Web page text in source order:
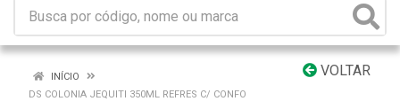
VOLTAR
INÍCIO
DS COLONIA JEQUITI 350ML REFRES C/ CONFO